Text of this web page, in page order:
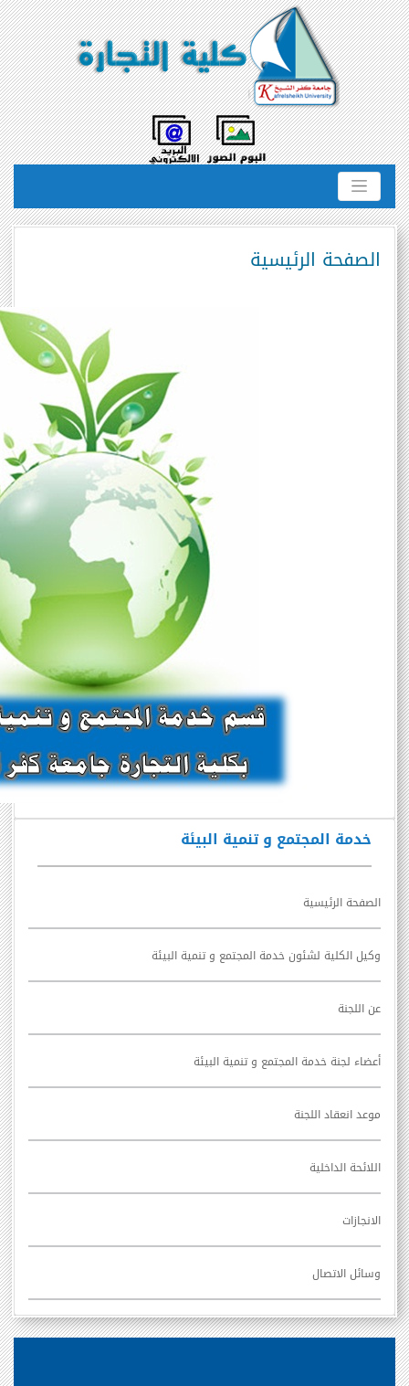
خدمة المجتمع و تنمية البيئة
الصفحة الرئيسية
وكيل الكلية لشئون خدمة المجتمع و تنمية البيئة
عن اللجنة
أعضاء لجنة خدمة المجتمع و تنمية البيئة
موعد انعقاد اللجنة
اللائحة الداخلية
الانجازات
وسائل الاتصال
الصفحة الرئيسية